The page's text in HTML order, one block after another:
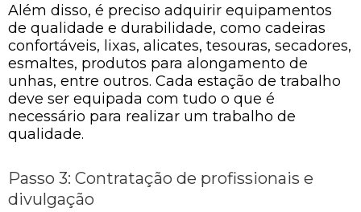
Além disso, é preciso adquirir equipamentos
de qualidade e durabilidade, como cadeiras
confortáveis, lixas, alicates, tesouras, secadores,
esmaltes, produtos para alongamento de
unhas, entre outros. Cada estação de trabalho
deve ser equipada com tudo o que é
necessário para realizar um trabalho de
qualidade.
Passo 3: Contratação de profissionais e
divulgação